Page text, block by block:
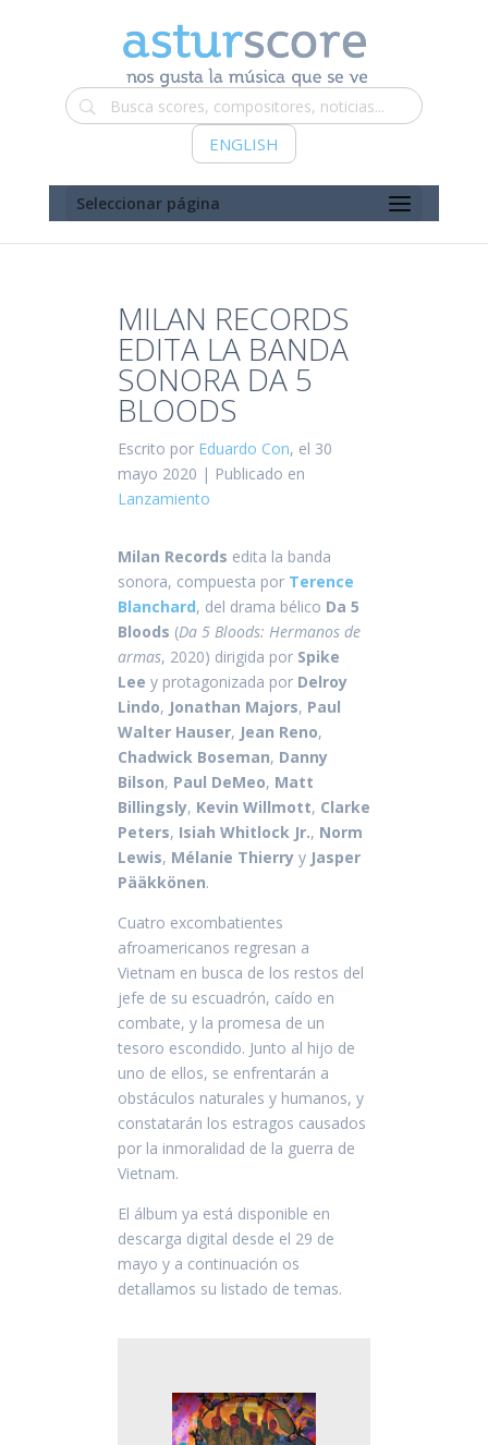
ENGLISH
Seleccionar página
MILAN RECORDS
EDITA LA BANDA
SONORA DA 5
BLOODS
Escrito por Eduardo Con, el 30
mayo 2020 | Publicado en
Lanzamiento
Milan Records edita la banda
sonora, compuesta por Terence
Blanchard, del drama bélico Da 5
Bloods (Da 5 Bloods: Hermanos de
armas, 2020) dirigida por Spike
Lee y protagonizada por Delroy
Lindo, Jonathan Majors, Paul
Walter Hauser, Jean Reno,
Chadwick Boseman, Danny
Bilson, Paul DeMeo, Matt
Billingsly, Kevin Willmott, Clarke
Peters, Isiah Whitlock Jr., Norm
Lewis, Mélanie Thierry y Jasper
Pääkkönen.
Cuatro excombatientes
afroamericanos regresan a
Vietnam en busca de los restos del
jefe de su escuadrón, caído en
combate, y la promesa de un
tesoro escondido. Junto al hijo de
uno de ellos, se enfrentarán a
obstáculos naturales y humanos, y
constatarán los estragos causados
por la inmoralidad de la guerra de
Vietnam.
El álbum ya está disponible en
descarga digital desde el 29 de
mayo y a continuación os
detallamos su listado de temas.